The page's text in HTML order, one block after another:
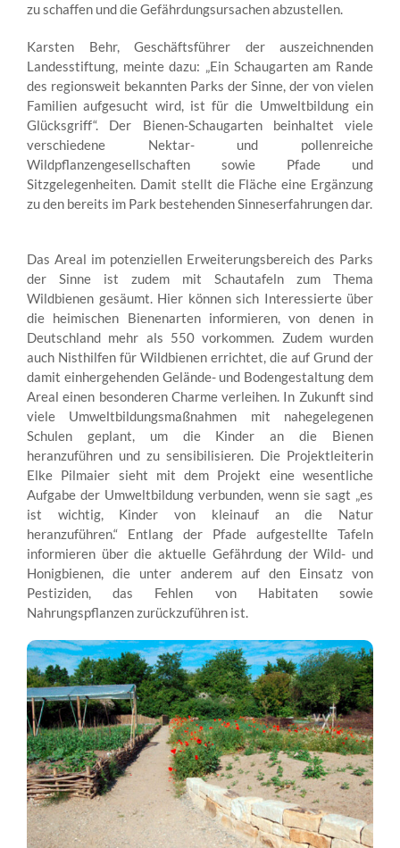
zu schaffen und die Gefährdungsursachen abzustellen.
Karsten Behr, Geschäftsführer der auszeichnenden
Landesstiftung, meinte dazu: „Ein Schaugarten am Rande
des regionsweit bekannten Parks der Sinne, der von vielen
Familien aufgesucht wird, ist für die Umweltbildung ein
Glücksgriff“. Der Bienen-Schaugarten beinhaltet viele
verschiedene Nektar- und pollenreiche
Wildpflanzengesellschaften sowie Pfade und
Sitzgelegenheiten. Damit stellt die Fläche eine Ergänzung
zu den bereits im Park bestehenden Sinneserfahrungen dar.
Das Areal im potenziellen Erweiterungsbereich des Parks
der Sinne ist zudem mit Schautafeln zum Thema
Wildbienen gesäumt. Hier können sich Interessierte über
die heimischen Bienenarten informieren, von denen in
Deutschland mehr als 550 vorkommen. Zudem wurden
auch Nisthilfen für Wildbienen errichtet, die auf Grund der
damit einhergehenden Gelände- und Bodengestaltung dem
Areal einen besonderen Charme verleihen. In Zukunft sind
viele Umweltbildungsmaßnahmen mit nahegelegenen
Schulen geplant, um die Kinder an die Bienen
heranzuführen und zu sensibilisieren. Die Projektleiterin
Elke Pilmaier sieht mit dem Projekt eine wesentliche
Aufgabe der Umweltbildung verbunden, wenn sie sagt „es
ist wichtig, Kinder von kleinauf an die Natur
heranzuführen.“ Entlang der Pfade aufgestellte Tafeln
informieren über die aktuelle Gefährdung der Wild- und
Honigbienen, die unter anderem auf den Einsatz von
Pestiziden, das Fehlen von Habitaten sowie
Nahrungspflanzen zurückzuführen ist.